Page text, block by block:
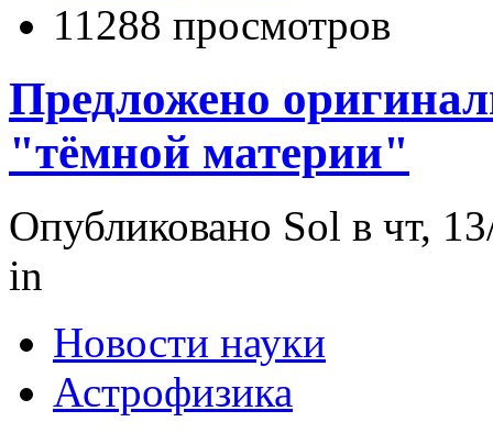
11288 просмотров
Предложено
"тёмной материи"
Опубликовано Sol в чт,
in
Новости науки
Астрофизика